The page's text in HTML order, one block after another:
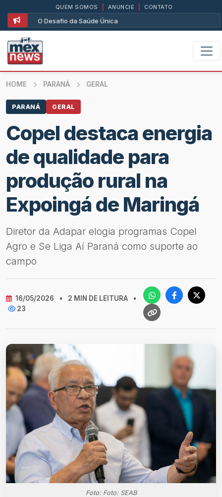
O Desafio da Saúde Única
QUEM SOMOS ANUNCIE CONTATO
HOME PARANÁ GERAL
PARANÁ GERAL
Copel destaca energia
de qualidade para
produção rural na
Expoingá de Maringá
Diretor da Adapar elogia programas Copel
Agro e Se Liga Aí Paraná como suporte ao
campo
16/05/2026 • 2 MIN DE LEITURA
•
23
Foto: Foto: SEAB